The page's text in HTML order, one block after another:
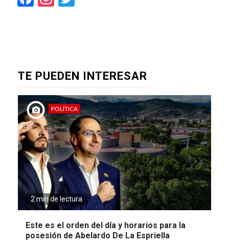
TE PUEDEN INTERESAR
POLÍTICA
2 min de lectura
Este es el orden del día y horarios para la
posesión de Abelardo De La Espriella